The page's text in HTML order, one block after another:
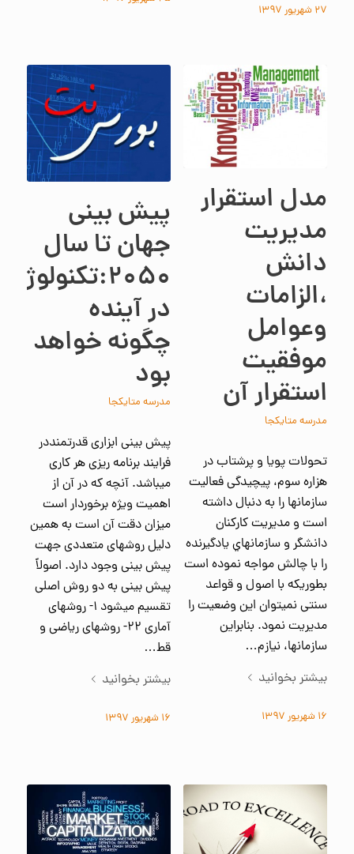
۲۷ شهریور ۱۳۹۷
مدل استقرار
مدیریت
دانش
،الزامات
وعوامل
موفقیت
استقرار آن
مدرسه متایکجا
تحولات پویا و پرشتاب در
هزاره سوم، پیچیدگی فعالیت
سازمانها را به دنبال داشته
است و مدیریت کارکنان
دانشگر و سازمانهاي یادگیرنده
را با چالش مواجه نموده است
بطوریکه با اصول و قواعد
سنتی نمیتوان این وضعیت را
مدیریت نمود. بنابراین
سازمانها، نیازم…
بیشتر بخوانید
۱۶ شهریور ۱۳۹۷
پیش بینی
جهان تا سال
۲۰۵۰:تکنولوژی
در آینده
چگونه خواهد
بود
مدرسه متایکجا
پیش بینی ابزاری قدرتمنددر
فرایند برنامه ریزی هر کاری
میباشد. آنچه که در آن از
اهمیت ویژه برخوردار است
میزان دقت آن است به همین
دلیل روشهای متعددی جهت
پیش بینی وجود دارد. اصولاً
پیش بینی به دو روش اصلی
تقسیم میشود ۱- روشهای
آماری ۲۲- روشهای ریاضی و
قط…
بیشتر بخوانید
۱۶ شهریور ۱۳۹۷